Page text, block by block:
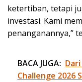
ketertiban, tetapi
investasi. Kami
penanganannya,”
BACA JUGA:
Challenge 2026